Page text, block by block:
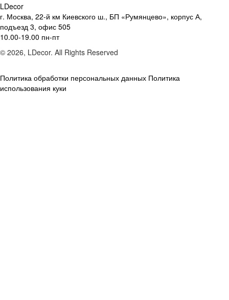
LDecor
г. Москва, 22-й км Киевского ш., БП «Румянцево», корпус А,
подъезд 3, офис 505
10.00-19.00 пн-пт
© 2026, LDecor. All Rights Reserved
Политика обработки персональных данных Политика
использования куки